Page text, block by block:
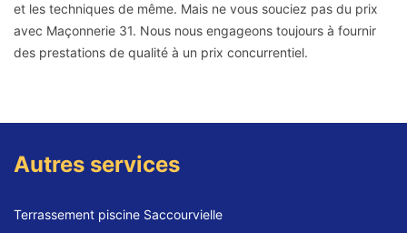
et les techniques de même. Mais ne vous souciez pas du prix
avec Maçonnerie 31. Nous nous engageons toujours à fournir
des prestations de qualité à un prix concurrentiel.
Autres services
Terrassement piscine Saccourvielle